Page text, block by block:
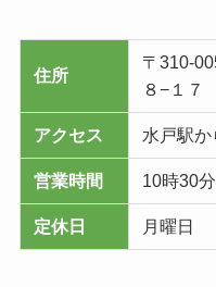
住所
〒310-
８−１７
アクセス 水戸駅
営業時間 10時30
定休日 月曜日